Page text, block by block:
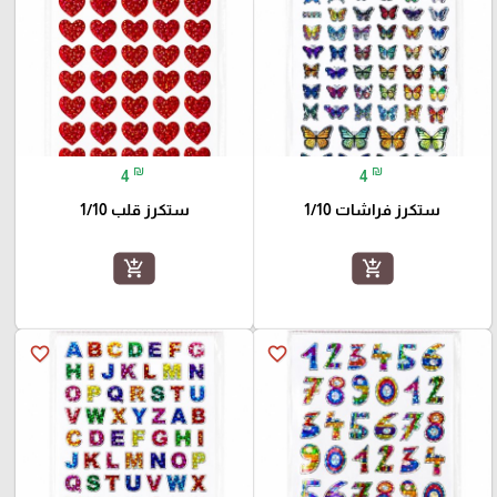
4 ₪
ستكرز فراشات 1/10
add_shopping_cart
4 ₪
ستكرز قلب 1/10
add_shopping_cart
favorite_border
favorite_border